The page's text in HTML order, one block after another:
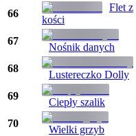
66
Flet z
kości
67
Nośnik danych
68
Lustereczko Dolly
69
Ciepły szalik
70
Wielki grzyb